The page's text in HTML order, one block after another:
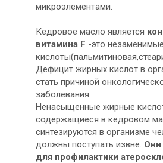
микроэлементами.
Кедровое масло является
витамина F -это
Дефицит жирных кислот в
стать причиной
заболевания.
Ненасыщенные жирные
содержащиеся в кедровом
синтезируются в организме
должны поступать извне.
для профилактики